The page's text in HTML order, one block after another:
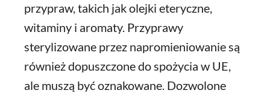
przypraw, takich jak olejki eteryczne,
witaminy i aromaty. Przyprawy
sterylizowane przez napromieniowanie są
również dopuszczone do spożycia w UE,
ale muszą być oznakowane. Dozwolone